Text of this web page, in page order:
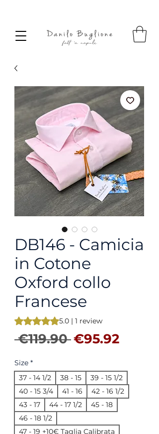
DB146 - Camicia
in Cotone
Oxford collo
Francese
Rating is 5.0 out of five stars based on 1
5.0 | 1 review
€119.90 Regular Price
€95.92Sale
Size *
37 - 14 1/2
38 - 15
39 - 15 1/2
40 - 15 3/4
41 - 16
42 - 16 1/2
43 - 17
44 - 17 1/2
45 - 18
46 - 18 1/2
47 - 19 +10€ Taglia Calibrata